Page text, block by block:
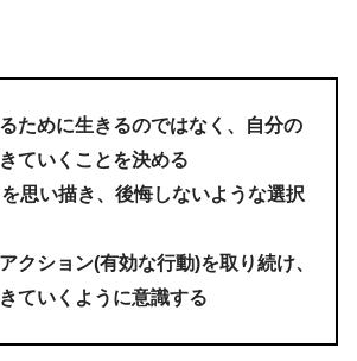
ために生きるのではなく、自分の
ていくことを決める
を思い描き、後悔しないような選択
クション(有効な行動)を取り続け、
ていくように意識する